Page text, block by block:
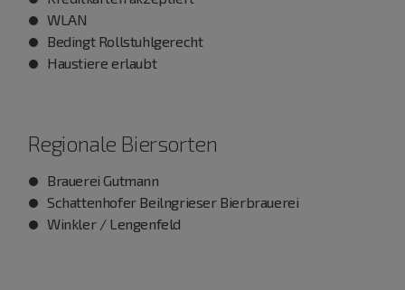
WLAN
Bedingt Rollstuhlgerecht
Haustiere erlaubt
Regionale Biersorten
Brauerei Gutmann
Schattenhofer Beilngrieser Bierbrauerei
Winkler / Lengenfeld